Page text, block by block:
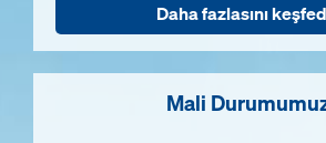
Daha fazlasını
Mali